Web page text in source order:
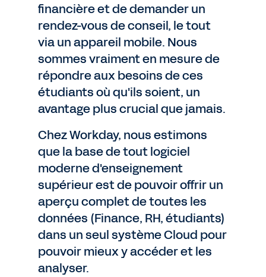
financière et de demander un
rendez-vous de conseil, le tout
via un appareil mobile. Nous
sommes vraiment en mesure de
répondre aux besoins de ces
étudiants où qu'ils soient, un
avantage plus crucial que jamais.
Chez Workday, nous estimons
que la base de tout logiciel
moderne d'enseignement
supérieur est de pouvoir offrir un
aperçu complet de toutes les
données (Finance, RH, étudiants)
dans un seul système Cloud pour
pouvoir mieux y accéder et les
analyser.